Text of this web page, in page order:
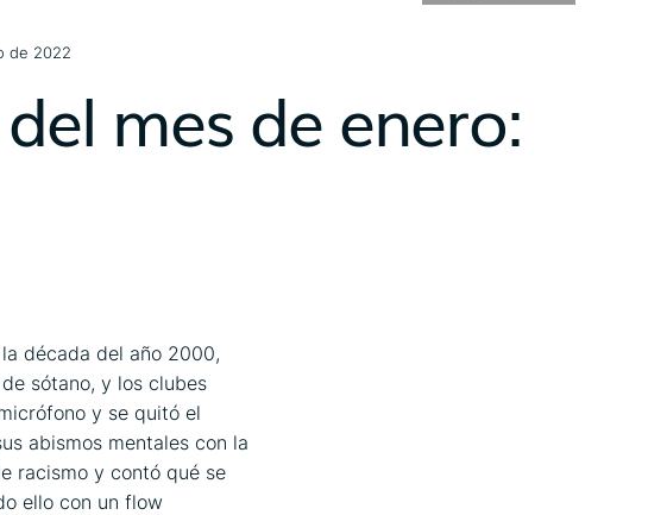
de 2022
mes de enero:
década del año 2000,
sótano, y los clubes
y se quitó el
abismos mentales con la
racismo y contó qué se
ello con un flow